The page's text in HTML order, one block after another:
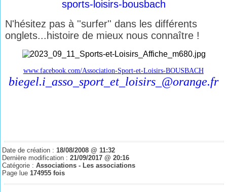
sports- loisirs-bousbach
N'hésitez pas à ''surfer'' dans les différents
onglets...histoire de mieux nous connaître !
www.facebook.com/Association-Sport-et-Loisirs-BOUSBACH
biegel.i_asso_sport_et_loisirs_@orange.fr
Date de création :18/08/2008 @ 11:32
Dernière modification :21/09/2017 @ 20:16
Catégorie :Associations - Les associations
Page lue174955 fois